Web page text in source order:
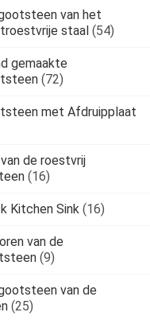
van het
staal (54)
gemaakte
(72)
met Afdruipplaat
de roestvrij
(16)
Kitchen Sink (16)
van de
(9)
van de
(25)